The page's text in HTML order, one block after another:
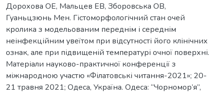
Дорохова ОЕ, Мальцев ЕВ, Зборовська ОВ,
Гуаньцзюнь Мен. Гістоморфологічний стан очей
кролика з модельованим переднім і середнім
неінфекційним увеїтом при відсутності його клінічних
ознак, але при підвищеній температурі очної поверхні.
Матеріали науково-практичної конференції з
міжнародною участю «Філатовські читання-2021»; 20-
21 травня 2021; Одеса, Україна. Одеса: “Чорномор’я”,